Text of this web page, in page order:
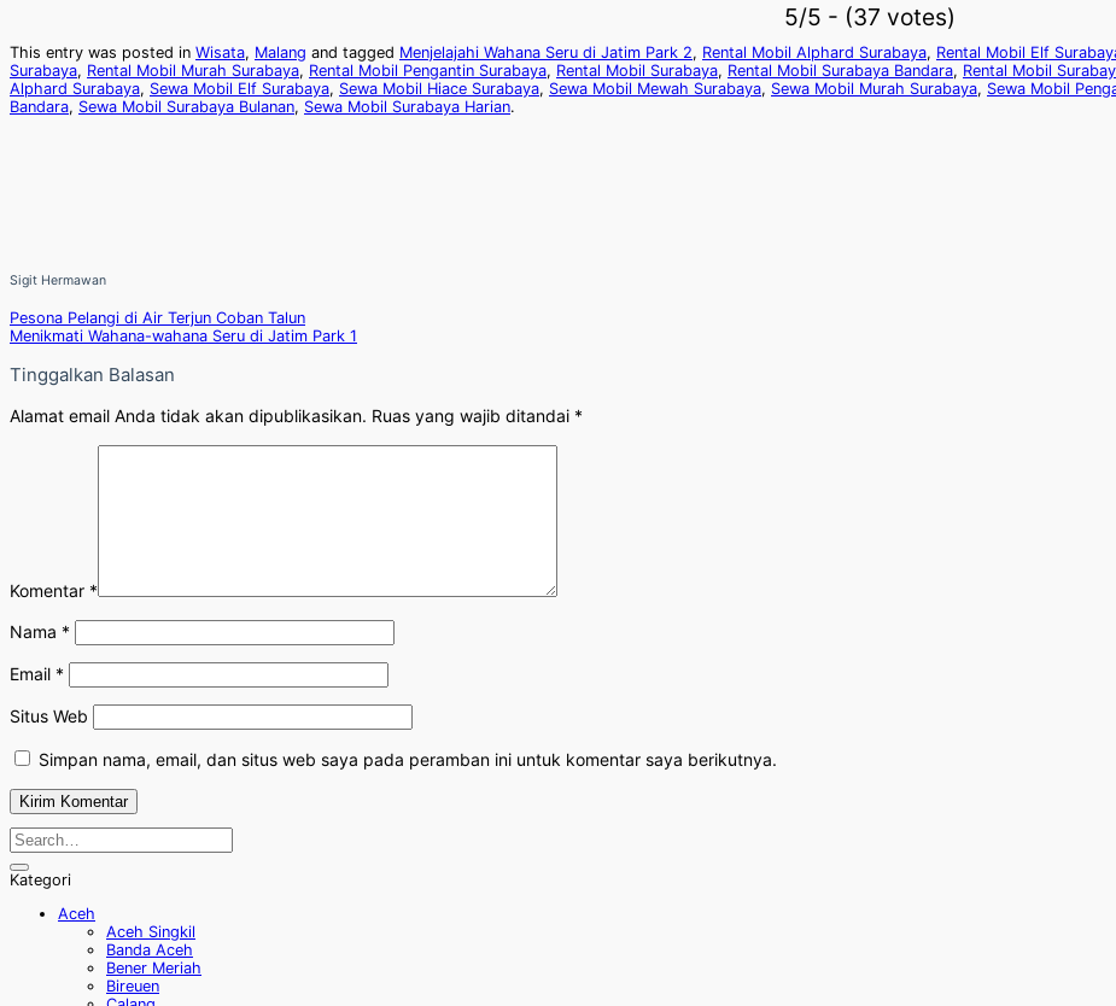
5/5 - (37 votes)
This entry was posted in Wisata, Malang and tagged Menjelajahi Wahana Seru di Jatim Park 2, Rental Mobil Alphard Surabaya, Rental Mobil Elf
Surabaya, Rental Mobil Murah Surabaya, Rental Mobil Pengantin Surabaya, Rental Mobil Surabaya, Rental Mobil Surabaya Bandara, Rental Mobil
Alphard Surabaya, Sewa Mobil Elf Surabaya, Sewa Mobil Hiace Surabaya, Sewa Mobil Mewah Surabaya, Sewa Mobil Murah Surabaya, Sewa Mobil
Bandara, Sewa Mobil Surabaya Bulanan, Sewa Mobil Surabaya Harian.
Sigit Hermawan
Pesona Pelangi di Air Terjun Coban Talun
Menikmati Wahana-wahana Seru di Jatim Park 1
Tinggalkan Balasan
Alamat email Anda tidak akan dipublikasikan. Ruas yang wajib ditandai *
Komentar *
Nama *
Email *
Situs Web
Simpan nama, email, dan situs web saya pada peramban ini untuk komentar saya berikutnya.
Kategori
Aceh
Aceh Singkil
Banda Aceh
Bener Meriah
Bireuen